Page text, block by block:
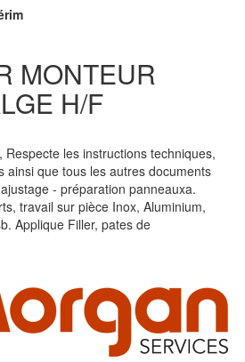
MONTEUR
H/F
Respecte les instructions techniques,
ainsi que tous les autres documents
- préparation panneauxa.
travail sur pièce Inox, Aluminium,
Applique Filler, pates de